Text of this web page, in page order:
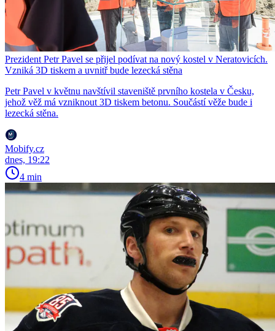
Prezident Petr Pavel se přijel podívat na nový kostel v Neratovicích.
Vzniká 3D tiskem a uvnitř bude lezecká stěna
Petr Pavel v květnu navštívil staveniště prvního kostela v Česku,
jehož věž má vzniknout 3D tiskem betonu. Součástí věže bude i
lezecká stěna.
Mobify.cz
dnes, 19:22
4 min